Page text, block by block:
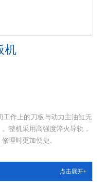
机
工作上的刀板与动力主油缸无
整机采用高强度淬火导轨，
理时更加便捷。
点击展开+